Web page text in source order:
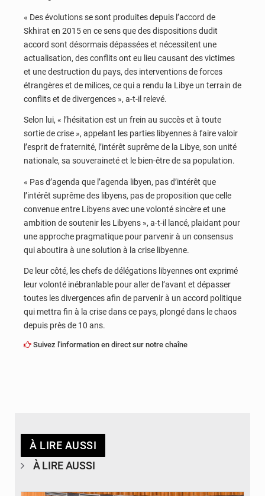
« Des évolutions se sont produites depuis l’accord de
Skhirat en 2015 en ce sens que des dispositions dudit
accord sont désormais dépassées et nécessitent une
actualisation, des conflits ont eu lieu causant des victimes
et une destruction du pays, des interventions de forces
étrangères et de milices, ce qui a rendu la Libye un terrain de
conflits et de divergences », a-t-il relevé.
Selon lui, « l’hésitation est un frein au succès et à toute
sortie de crise », appelant les parties libyennes à faire valoir
l’esprit de fraternité, l’intérêt suprême de la Libye, son unité
nationale, sa souveraineté et le bien-être de sa population.
« Pas d’agenda que l’agenda libyen, pas d’intérêt que
l’intérêt suprême des libyens, pas de proposition que celle
convenue entre Libyens avec une volonté sincère et une
ambition de soutenir les Libyens », a-t-il lancé, plaidant pour
une approche pragmatique pour parvenir à un consensus
qui aboutira à une solution à la crise libyenne.
De leur côté, les chefs de délégations libyennes ont exprimé
leur volonté inébranlable pour aller de l’avant et dépasser
toutes les divergences afin de parvenir à un accord politique
qui mettra fin à la crise dans ce pays, plongé dans le chaos
depuis près de 10 ans.
Suivez l'information en direct sur notre chaîne
À LIRE AUSSI
À LIRE AUSSI